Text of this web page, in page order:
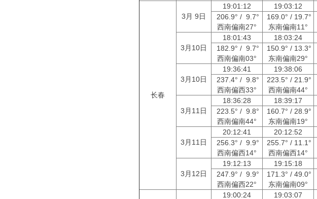
长春
3月 9日
19:01:12 19:03:12
206.9° / 9.7°
西南偏南27°
169.0° / 19.7°
东南偏南11°
3月10日
18:01:43 18:03:24
182.9° / 9.7°
西南偏南03°
150.9° / 13.3°
东南偏南29°
3月10日
19:36:41 19:38:06
237.4° / 9.8°
西南偏西33°
223.5° / 21.9°
西南偏南44°
3月11日
18:36:28 18:39:17
223.5° / 9.8°
西南偏南44°
160.7° / 28.9°
东南偏南19°
3月11日
20:12:41 20:12:52
256.3° / 9.9°
西南偏西14°
255.7° / 11.1°
西南偏西14°
3月12日
19:12:13 19:15:18
247.9° / 9.9°
西南偏西22°
171.3° / 49.0°
东南偏南09°
19:00:24 19:03:07